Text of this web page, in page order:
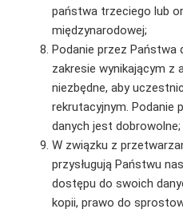
państwa trzeciego lub
międzynarodowej;
Podanie przez Państwa
zakresie wynikającym z
niezbędne, aby
rekrutacyjnym. Podanie
danych jest dobrowolne;
W związku z
przysługują Państwu
dostępu do swoich
kopii, prawo do